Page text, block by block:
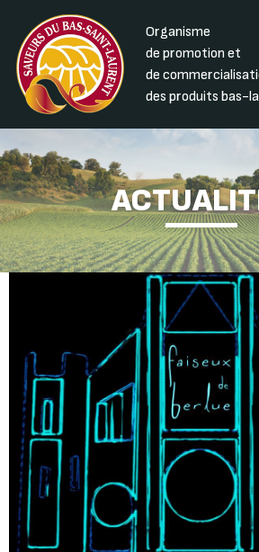
Organisme
de promotion et
de
des produits bas-